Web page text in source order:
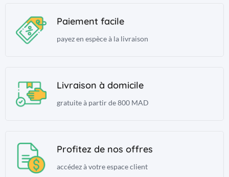
Paiement facile
payez en espèce à la livraison
Livraison à domicile
gratuite à partir de 800 MAD
Profitez de nos offres
accédez à votre espace client